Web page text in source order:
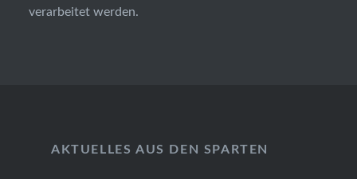
verarbeitet werden.
AKTUELLES AUS DEN SPARTEN